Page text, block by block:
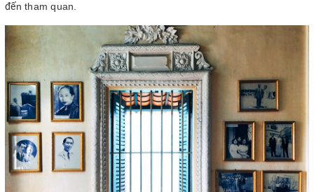
đến tham quan.